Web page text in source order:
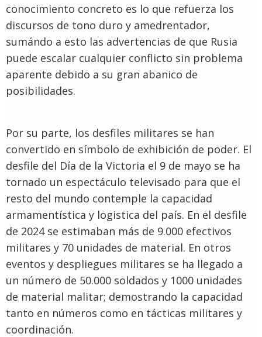
conocimiento concreto es lo que refuerza los
discursos de tono duro y amedrentador,
sumándo a esto las advertencias de que Rusia
puede escalar cualquier conflicto sin problema
aparente debido a su gran abanico de
posibilidades.
Por su parte, los desfiles militares se han
convertido en símbolo de exhibición de poder. El
desfile del Día de la Victoria el 9 de mayo se ha
tornado un espectáculo televisado para que el
resto del mundo contemple la capacidad
armamentística y logistica del país. En el desfile
de 2024 se estimaban más de 9.000 efectivos
militares y 70 unidades de material. En otros
eventos y despliegues militares se ha llegado a
un número de 50.000 soldados y 1000 unidades
de material malitar; demostrando la capacidad
tanto en números como en tácticas militares y
coordinación.